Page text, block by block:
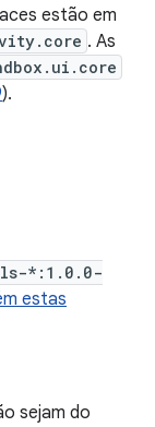
estão em
. As
).
*:1.0.0-
estas
sejam do